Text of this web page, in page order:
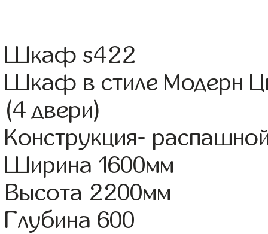
Шкаф s422
Шкаф в стиле Модерн
(4 двери)
Конструкция-
Ширина 1600мм
Высота 2200мм
Глубина 600